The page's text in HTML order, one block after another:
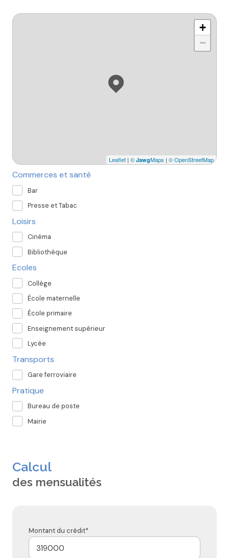
+
−
Leaflet | © JawgMaps | © OpenStreetMap
Commerces et santé
Bar
Presse et Tabac
Loisirs
Cinéma
Bibliothèque
Ecoles
Collège
École maternelle
École primaire
Enseignement supérieur
Lycée
Transports
Gare ferroviaire
Pratique
Bureau de poste
Mairie
Calcul
des mensualités
Montant du crédit*